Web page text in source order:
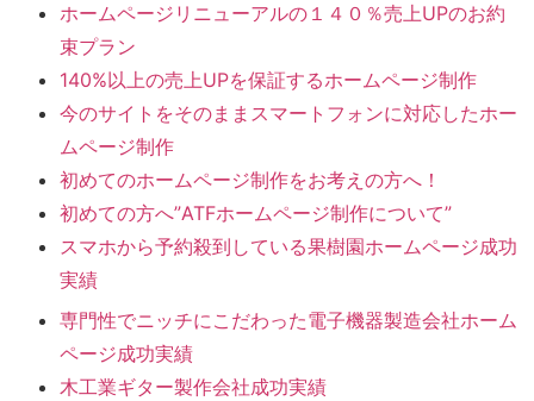
ホームページリニューアルの１４０％売上UPのお約
束プラン
140%以上の売上UPを保証するホームページ制作
今のサイトをそのままスマートフォンに対応したホー
ムページ制作
初めてのホームページ制作をお考えの方へ！
初めての方へ”ATFホームページ制作について”
スマホから予約殺到している果樹園ホームページ成功
実績
専門性でニッチにこだわった電子機器製造会社ホーム
ページ成功実績
木工業ギター製作会社成功実績